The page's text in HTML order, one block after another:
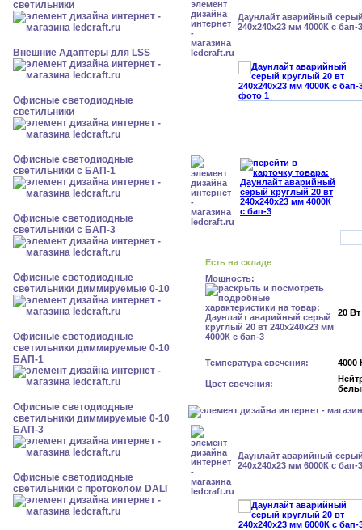
светильники
Внешние Адаптеры для LSS
Офисные светодиодные
светильники
Офисные светодиодные
светильники с БАП-1
Офисные светодиодные
светильники с БАП-3
Офисные светодиодные
светильники диммируемые 0-10
Офисные светодиодные
светильники диммируемые 0-10
БАП-1
Офисные светодиодные
светильники диммируемые 0-10
БАП-3
Офисные светодиодные
светильники с протоколом DALI
Даунлайт аварийный
240x240x23 мм 4000К с бап-3
Есть на складе
Мощность:
20 Вт
Температура свечения: 4000
Цвет свечения:
Даунлайт аварийный
240x240x23 мм 6000К с бап-3